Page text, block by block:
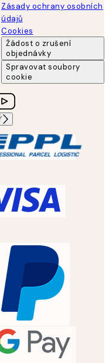
Zásady ochrany osobních
údajů
Cookies
Žádost o zrušení
objednávky
Spravovat soubory
cookie